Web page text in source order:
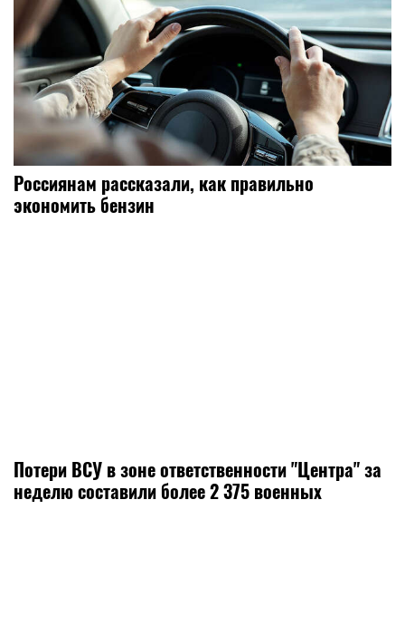
Россиянам рассказали, как правильно
экономить бензин
Потери ВСУ в зоне ответственности "Центра" за
неделю составили более 2 375 военных